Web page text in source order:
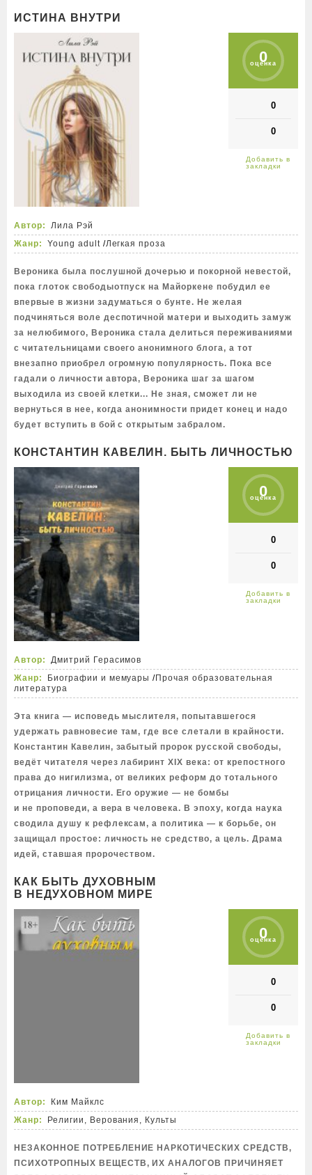
ИСТИНА ВНУТРИ
0
оценка
0
0
Автор:
Лила Рэй
Жанр:
Young adult/Легкая проза
Вероника была послушной дочерью и покорной невестой,
пока глоток свободыотпуск на Майоркене побудил ее
впервые в жизни задуматься о бунте. Не желая
подчиняться воле деспотичной матери и выходить замуж
за нелюбимого, Вероника стала делиться переживаниями
с читательницами своего анонимного блога, а тот
внезапно приобрел огромную популярность. Пока все
гадали о личности автора, Вероника шаг за шагом
выходила из своей клетки... Не зная, сможет ли не
вернуться в нее, когда анонимности придет конец и надо
будет вступить в бой с открытым забралом.
КОНСТАНТИН КАВЕЛИН. БЫТЬ ЛИЧНОСТЬЮ
0
оценка
0
0
Автор:
Дмитрий Герасимов
Жанр:
Биографии и мемуары /Прочая образовательная
литература
Эта книга — исповедь мыслителя, попытавшегося
удержать равновесие там, где все слетали в крайности.
Константин Кавелин, забытый пророк русской свободы,
ведёт читателя через лабиринт XIX века: от крепостного
права до нигилизма, от великих реформ до тотального
отрицания личности. Его оружие — не бомбы
и не проповеди, а вера в человека. В эпоху, когда наука
сводила душу к рефлексам, а политика — к борьбе, он
защищал простое: личность не средство, а цель. Драма
идей, ставшая пророчеством.
КАК БЫТЬ ДУХОВНЫМ
В НЕДУХОВНОМ МИРЕ
0
оценка
0
0
Автор:
Ким Майклс
Жанр:
Религии, Верования, Культы
НЕЗАКОННОЕ ПОТРЕБЛЕНИЕ НАРКОТИЧЕСКИХ СРЕДСТВ,
ПСИХОТРОПНЫХ ВЕЩЕСТВ, ИХ АНАЛОГОВ ПРИЧИНЯЕТ